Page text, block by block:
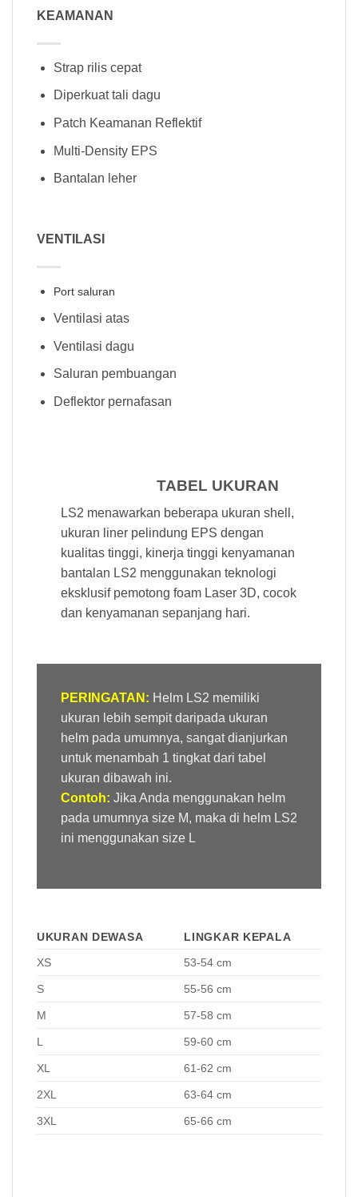
KEAMANAN
Strap rilis cepat
Diperkuat tali dagu
Patch Keamanan Reflektif
Multi-Density EPS
Bantalan leher
VENTILASI
Port saluran
Ventilasi atas
Ventilasi dagu
Saluran pembuangan
Deflektor pernafasan
TABEL UKURAN
LS2 menawarkan beberapa ukuran shell,
ukuran liner pelindung EPS dengan
kualitas tinggi, kinerja tinggi kenyamanan
bantalan LS2 menggunakan teknologi
eksklusif pemotong foam Laser 3D, cocok
dan kenyamanan sepanjang hari.
PERINGATAN: Helm LS2 memiliki
ukuran lebih sempit daripada ukuran
helm pada umumnya, sangat dianjurkan
untuk menambah 1 tingkat dari tabel
ukuran dibawah ini.
Contoh: Jika Anda menggunakan helm
pada umumnya size M, maka di helm LS2
ini menggunakan size L
UKURAN DEWASA
LINGKAR KEPALA
XS
53-54 cm
S 55-56 cm
M 57-58 cm
L 59-60 cm
XL 61-62 cm
2XL 63-64 cm
3XL 65-66 cm